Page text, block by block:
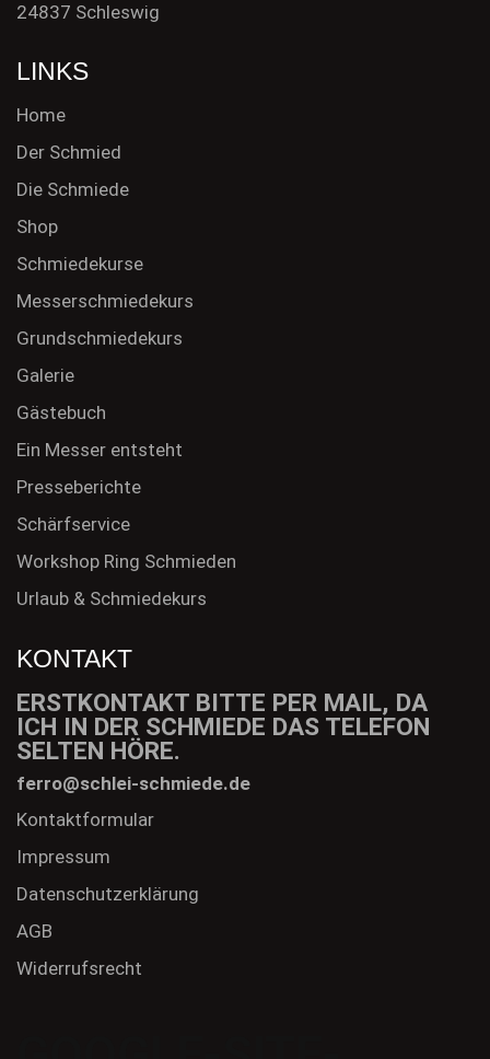
24837 Schleswig
LINKS
Home
Der Schmied
Die Schmiede
Shop
Schmiedekurse
Messerschmiedekurs
Grundschmiedekurs
Galerie
Gästebuch
Ein Messer entsteht
Presseberichte
Schärfservice
Workshop Ring Schmieden
Urlaub & Schmiedekurs
KONTAKT
ERSTKONTAKT BITTE PER MAIL, DA
ICH IN DER SCHMIEDE DAS TELEFON
SELTEN HÖRE.
ferro@schlei-schmiede.de
Kontaktformular
Impressum
Datenschutzerklärung
AGB
Widerrufsrecht